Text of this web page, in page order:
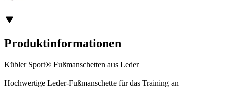
Produktinformationen
Kübler Sport® Fußmanschetten aus Leder
Hochwertige Leder-Fußmanschette für das Training an